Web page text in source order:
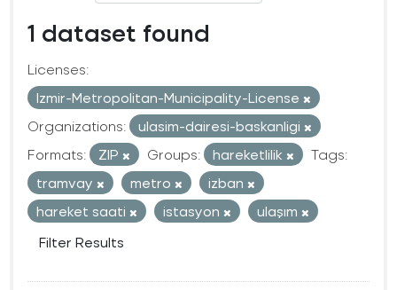
1 dataset found
Licenses:
Izmir-Metropolitan-Municipality-License
Organizations:
ulasim-dairesi-baskanligi
Formats:
ZIP Groups: hareketlilik
Tags:
tramvay
metro
izban
hareket saati
istasyon
ulaşım
Filter Results